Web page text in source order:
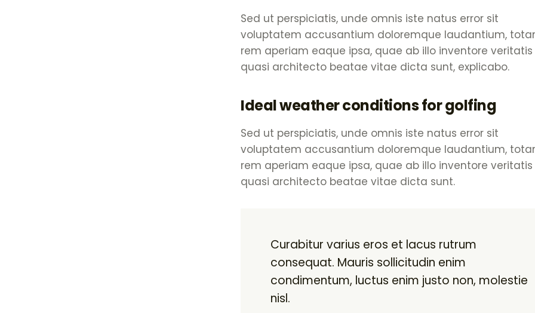
Sed ut perspiciatis, unde omnis iste natus error sit
voluptatem accusantium doloremque laudantium,
rem aperiam eaque ipsa, quae ab illo inventore
quasi architecto beatae vitae dicta sunt, explicabo.
Ideal weather conditions for golfing
Sed ut perspiciatis, unde omnis iste natus error sit
voluptatem accusantium doloremque laudantium,
rem aperiam eaque ipsa, quae ab illo inventore
quasi architecto beatae vitae dicta sunt.
Curabitur varius eros et lacus rutrum
consequat. Mauris sollicitudin enim
condimentum, luctus enim justo non, molestie
nisl.